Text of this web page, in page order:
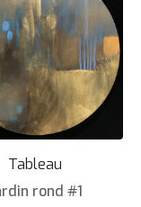
Tableau
rond #1